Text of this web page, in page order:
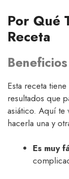
Por Qué
Receta
Esta receta
resultados que
asiático. Aquí te
hacerla una y
Es muy